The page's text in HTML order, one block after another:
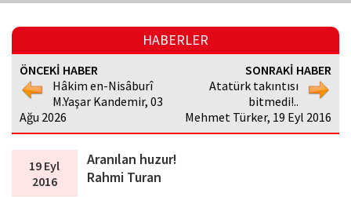
HABERLER
ÖNCEKİ HABER
Hâkim en-Nisâburî
M.Yaşar Kandemir, 03
Ağu 2026
SONRAKİ HABER
Atatürk takıntısı
bitmedi!..
Mehmet Türker, 19 Eyl 2016
19 Eyl
2016
Aranılan huzur!
Rahmi Turan